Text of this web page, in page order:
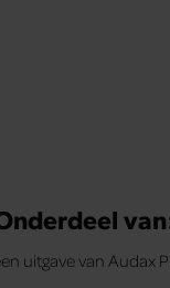
uitgave van Audax